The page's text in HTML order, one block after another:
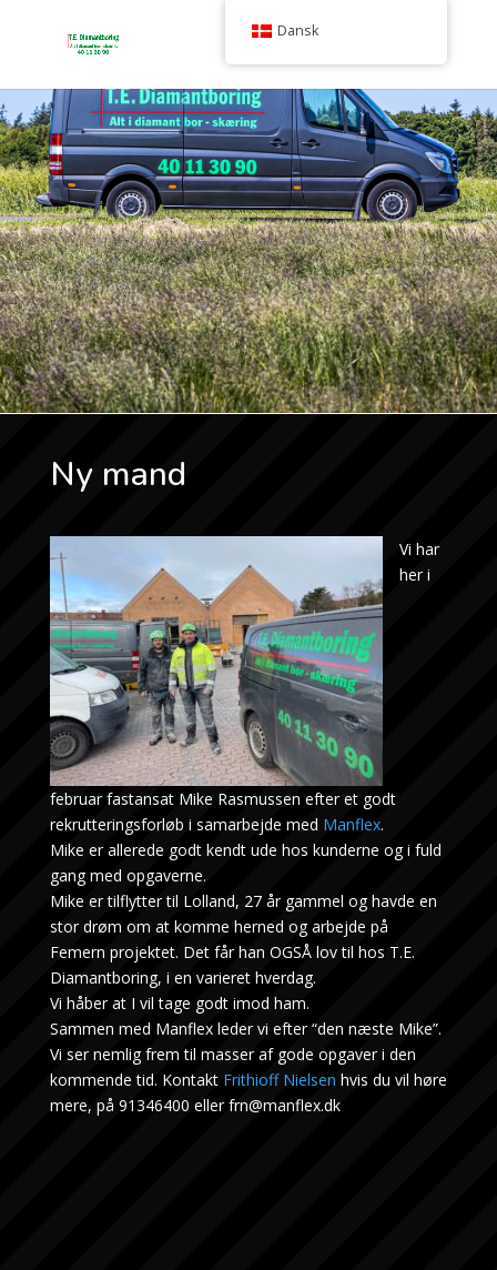
Ny mand
Vi har
her i
februar fastansat Mike Rasmussen efter et godt
rekrutteringsforløb i samarbejde med Manflex.
Mike er allerede godt kendt ude hos kunderne og i fuld
gang med opgaverne.
Mike er tilflytter til Lolland, 27 år gammel og havde en
stor drøm om at komme herned og arbejde på
Femern projektet. Det får han OGSÅ lov til hos T.E.
Diamantboring, i en varieret hverdag.
Vi håber at I vil tage godt imod ham.
Sammen med Manflex leder vi efter “den næste Mike”.
Vi ser nemlig frem til masser af gode opgaver i den
kommende tid. Kontakt Frithioff Nielsen hvis du vil høre
mere, på 91346400 eller frn@manflex.dk
Dansk